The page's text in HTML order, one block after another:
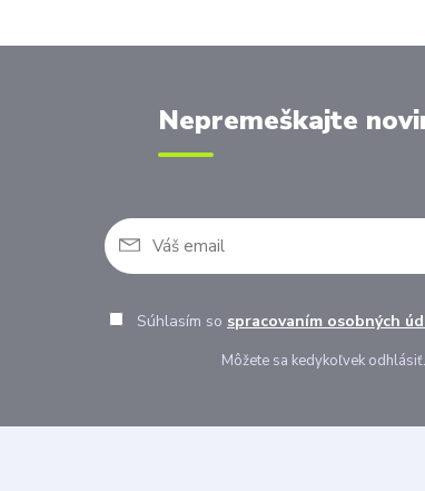
Nepremeškajte
Súhlasím so spracovaním osobných
Môžete sa kedykoľvek